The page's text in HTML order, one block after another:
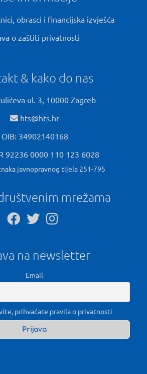
obrasci i financijska izvješća
o zaštiti privatnosti
& kako do nas
ul. 3, 10000 Zagreb
hts@hts.hr
OIB: 34902140168
92236 0000 110 123 6028
javnopravnog tijela 251-795
mrežama
na newsletter
Email
prihvaćate pravila o privatnosti